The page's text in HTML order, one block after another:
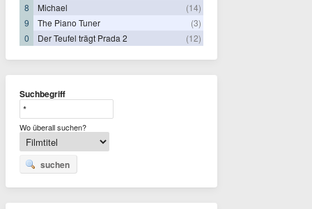
8
Michael
(14)
9
The Piano Tuner
(3)
0
Der Teufel trägt Prada 2 (12)
Suchbegriff
Wo überall suchen?
suchen